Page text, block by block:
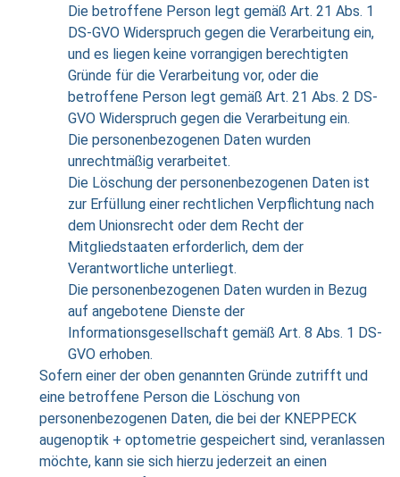
Die betroffene Person legt gemäß Art. 21 Abs. 1
DS-GVO Widerspruch gegen die Verarbeitung ein,
und es liegen keine vorrangigen berechtigten
Gründe für die Verarbeitung vor, oder die
betroffene Person legt gemäß Art. 21 Abs. 2 DS-
GVO Widerspruch gegen die Verarbeitung ein.
Die personenbezogenen Daten wurden
unrechtmäßig verarbeitet.
Die Löschung der personenbezogenen Daten ist
zur Erfüllung einer rechtlichen Verpflichtung nach
dem Unionsrecht oder dem Recht der
Mitgliedstaaten erforderlich, dem der
Verantwortliche unterliegt.
Die personenbezogenen Daten wurden in Bezug
auf angebotene Dienste der
Informationsgesellschaft gemäß Art. 8 Abs. 1 DS-
GVO erhoben.
Sofern einer der oben genannten Gründe zutrifft und
eine betroffene Person die Löschung von
personenbezogenen Daten, die bei der KNEPPECK
augenoptik + optometrie gespeichert sind, veranlassen
möchte, kann sie sich hierzu jederzeit an einen